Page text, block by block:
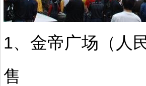
1、金帝广场（人
售